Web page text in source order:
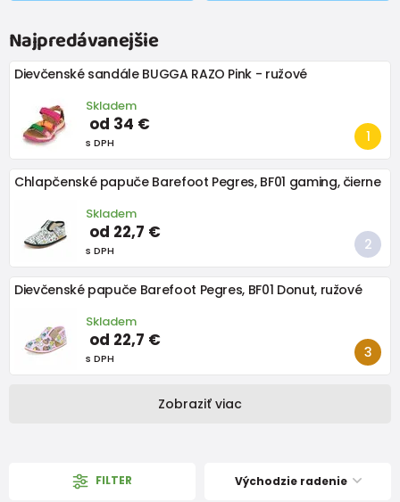
Najpredávanejšie
Dievčenské sandále BUGGA RAZO Pink - ružové
Skladem
od 34 €
s DPH
Chlapčenské papuče Barefoot Pegres, BF01 gaming, čierne
Skladem
od 22,7 €
s DPH
Dievčenské papuče Barefoot Pegres, BF01 Donut, ružové
Skladem
od 22,7 €
s DPH
Zobraziť viac
FILTER Východzie radenie